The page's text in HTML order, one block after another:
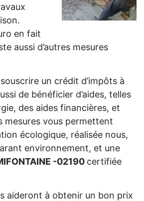
en fait
aussi d’autres mesures
un crédit d’impôts à
de bénéficier d’aides, telles
des aides financières, et
mesures vous permettent
écologique, réalisée nous,
environnement, et une
-02190 certifiée
aideront à obtenir un bon prix